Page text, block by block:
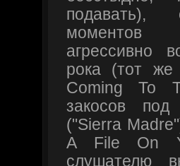
подавать),
агрессивно
рока (тот
Coming To
закосов под
("Sierra
A File On
слушателю